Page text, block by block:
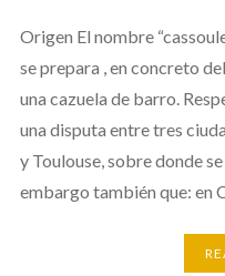
Origen El nombre
se prepara , en concreto
una cazuela de barro.
una disputa entre tres
y Toulouse, sobre donde
embargo también que: en